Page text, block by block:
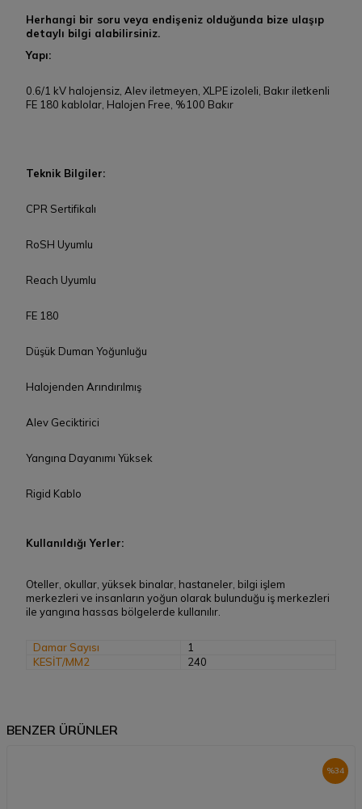
Herhangi bir soru veya endişeniz olduğunda bize ulaşıp
detaylı bilgi alabilirsiniz.
Yapı:
0.6/1 kV halojensiz, Alev iletmeyen, XLPE izoleli, Bakır iletkenli
FE 180 kablolar, Halojen Free, %100 Bakır
Teknik Bilgiler:
CPR Sertifikalı
RoSH Uyumlu
Reach Uyumlu
FE 180
Düşük Duman Yoğunluğu
Halojenden Arındırılmış
Alev Geciktirici
Yangına Dayanımı Yüksek
Rigid Kablo
Kullanıldığı Yerler:
Oteller, okullar, yüksek binalar, hastaneler, bilgi işlem
merkezleri ve insanların yoğun olarak bulunduğu iş merkezleri
ile yangına hassas bölgelerde kullanılır.
Damar Sayısı
1
KESİT/MM2
240
BENZER ÜRÜNLER
%34